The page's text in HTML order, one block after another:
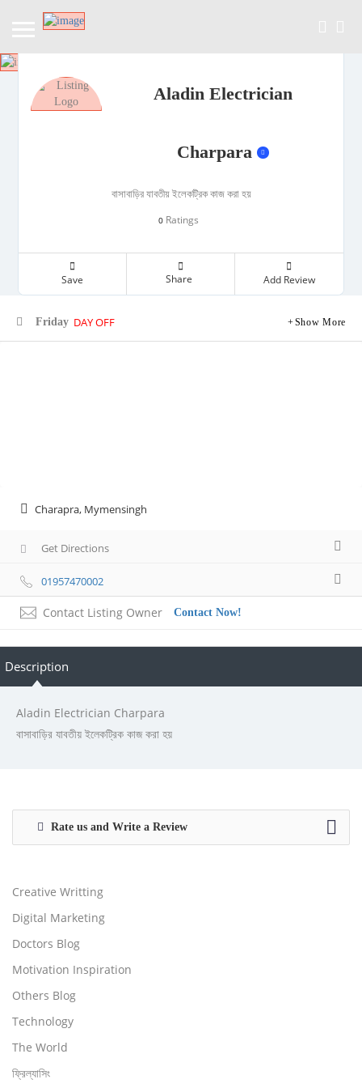
Aladin Electrician
Charpara
বাসাবাড়ির যাবতীয় ইলেকট্রিক কাজ করা হয়
0 Ratings
Save Share Add Review
Friday DAY OFF Show More
Charapra, Mymensingh
Get Directions
01957470002
Contact Listing Owner Contact Now!
Description
Aladin Electrician Charpara
বাসাবাড়ির যাবতীয় ইলেকট্রিক কাজ করা হয়
Rate us and Write a Review
Creative Writting
Digital Marketing
Doctors Blog
Motivation Inspiration
Others Blog
Technology
The World
ফ্রিল্যাসিং